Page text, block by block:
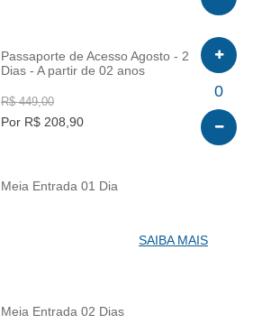
Passaporte de Acesso Agosto - 2
Dias - A partir de 02 anos
R$ 449,00
Por R$ 208,90
0
Meia Entrada 01 Dia
SAIBA MAIS
Meia Entrada 02 Dias